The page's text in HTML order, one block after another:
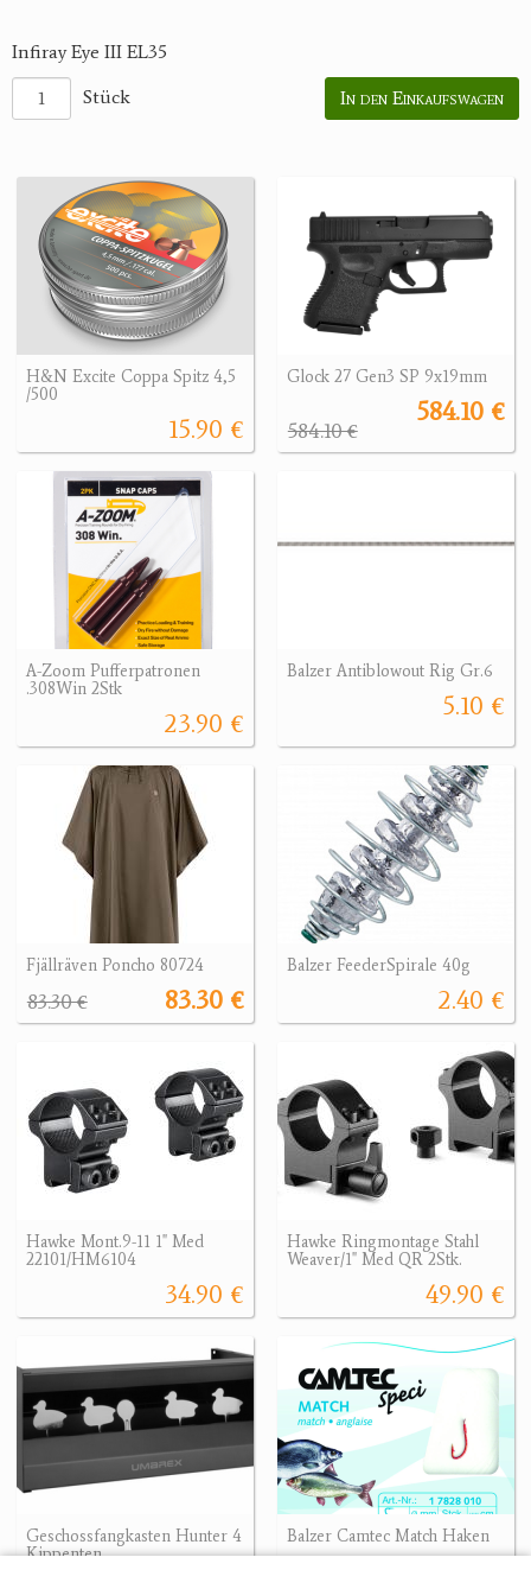
Infiray Eye III EL35
Stück
In den Einkaufswagen
H&N Excite Coppa Spitz 4,5
/500
15.90 €
Glock 27 Gen3 SP 9x19mm
584.10 €
584.10 €
A-Zoom Pufferpatronen
.308Win 2Stk
23.90 €
Balzer Antiblowout Rig Gr.6
5.10 €
Fjällräven Poncho 80724
83.30 €
83.30 €
Balzer FeederSpirale 40g
2.40 €
Hawke Mont.9-11 1" Med
22101/HM6104
34.90 €
Hawke Ringmontage Stahl
Weaver/1" Med QR 2Stk.
49.90 €
Geschossfangkasten Hunter 4
Kippenten
Balzer Camtec Match Haken